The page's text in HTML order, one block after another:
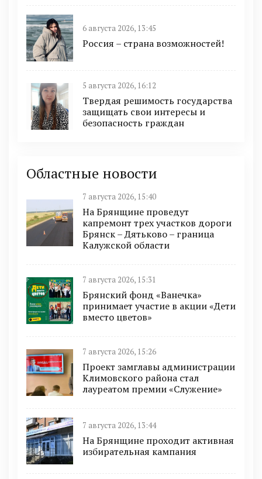
6 августа 2026, 13:45
Россия – страна возможностей!
5 августа 2026, 16:12
Твердая решимость государства
защищать свои интересы и
безопасность граждан
Областные новости
7 августа 2026, 15:40
На Брянщине проведут
капремонт трех участков дороги
Брянск – Дятьково – граница
Калужской области
7 августа 2026, 15:31
Брянский фонд «Ванечка»
принимает участие в акции «Дети
вместо цветов»
7 августа 2026, 15:26
Проект замглавы администрации
Климовского района стал
лауреатом премии «Служение»
7 августа 2026, 13:44
На Брянщине проходит активная
избирательная кампания